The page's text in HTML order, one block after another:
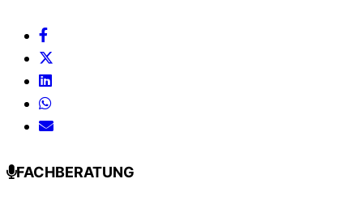
FACHBERATUNG